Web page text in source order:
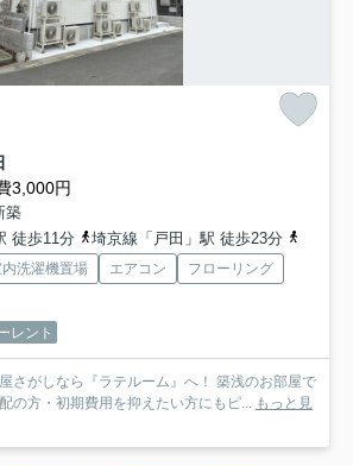
3,000円
築
徒歩11分
埼京線「戸田」駅 徒歩23分
洗濯機置場 エアコン
フローリング
レント
さがしなら『ラテルーム』へ！ 築浅のお部屋で
の方・初期費用を抑えたい方にもピ... もっと見